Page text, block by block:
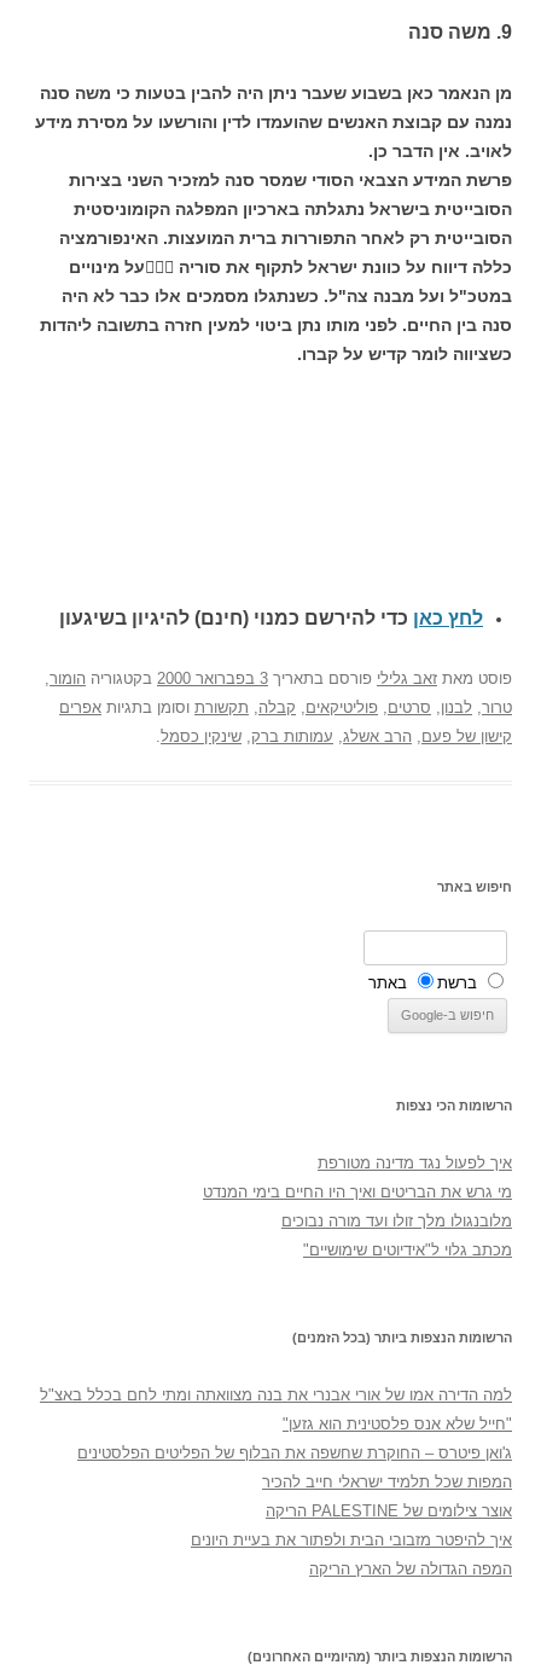
9. משה סנה
מן הנאמר כאן בשבוע שעבר ניתן היה להבין בטעות כי משה סנה
נמנה עם קבוצת האנשים שהועמדו לדין והורשעו על מסירת מידע
לאויב. אין הדבר כן.
פרשת המידע הצבאי הסודי שמסר סנה למזכיר השני בצירות
הסובייטית בישראל נתגלתה בארכיון המפלגה הקומוניסטית
הסובייטית רק לאחר התפוררות ברית המועצות. האינפורמציה
כללה דיווח על כוונת ישראל לתקוף את סוריה על מינויים
במטכ"ל ועל מבנה צה"ל. כשנתגלו מסמכים אלו כבר לא היה
סנה בין החיים. לפני מותו נתן ביטוי למעין חזרה בתשובה ליהדות
כשציווה לומר קדיש על קברו.
לחץ כאן כדי להירשם כמנוי (חינם) להיגיון בשיגעון
פוסט מאת זאב גלילי פורסם בתאריך 3 בפברואר 2000 בקטגוריה הומור
טרור לבנון סרטים פוליטיקאים קבלה תקשורת וסומן בתגיות אפרים
קישון של פעם הרב אשלג עמותות ברק שינקין כסמל
חיפוש באתר
ברשת באתר
הרשומות הכי נצפות
איך לפעול נגד מדינה מטורפת
מי גרש את הבריטים ואיך היו החיים בימי המנדט
מלובנגולו מלך זולו ועד מורה נבוכים
מכתב גלוי ל"אידיוטים שימושיים"
הרשומות הנצפות ביותר (בכל הזמנים)
למה הדירה אמו של אורי אבנרי את בנה מצוואתה ומתי לחם בכלל באצ"ל
"חייל שלא אנס פלסטינית הוא גזען"
ג'ואן פיטרס – החוקרת שחשפה את הבלוף של הפליטים הפלסטינים
המפות שכל תלמיד ישראלי חייב להכיר
אוצר צילומים של PALESTINE הריקה
איך להיפטר מזבובי הבית ולפתור את בעיית היונים
המפה הגדולה של הארץ הריקה
הרשומות הנצפות ביותר (מהיומיים האחרונים)